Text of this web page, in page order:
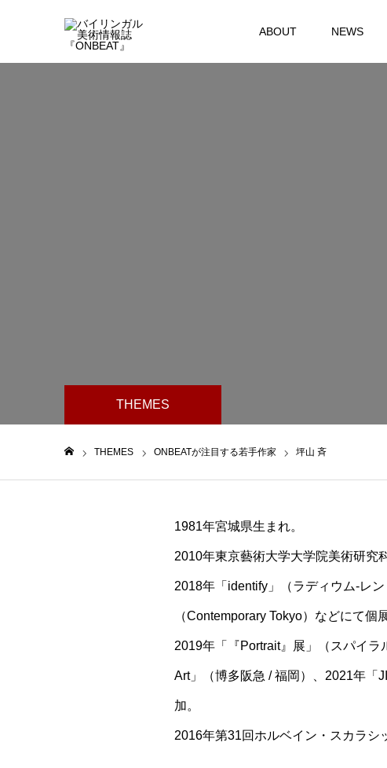
ABOUT NEWS
THEMES
THEMES ONBEATが注目する若手作家 坪山 斉
1981年宮城県生まれ。
2010年東京藝術大学大学院美術研究
2018年「identify」（ラディウム-レ
（Contemporary Tokyo）などにて個
2019年「『Portrait』展」（スパイ
Art」（博多阪急 / 福岡）、2021年「
加。
2016年第31回ホルベイン・スカラシ